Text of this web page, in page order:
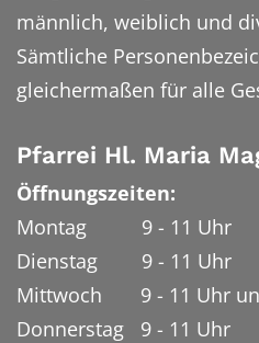
männlich, weiblich und
Sämtliche
gleichermaßen für alle
Pfarrei Hl. Maria
Öffnungszeiten:
Montag 9 - 11 Uhr
Dienstag 9 - 11 Uhr
Mittwoch 9 - 11 Uhr
Donnerstag 9 - 11 Uhr